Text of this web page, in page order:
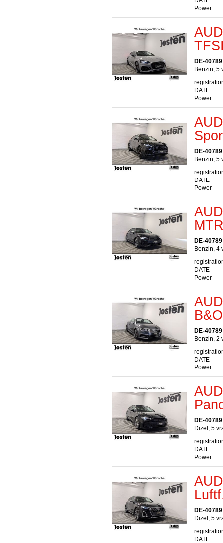
Power
DE-
Benzin, 5
DATE
Power
DE-
Benzin, 5
DATE
Power
DE-
Benzin, 4
DATE
Power
DE-
Benzin, 2
DATE
Power
DE-
Dizel, 5
DATE
Power
DE-
Dizel, 5
DATE